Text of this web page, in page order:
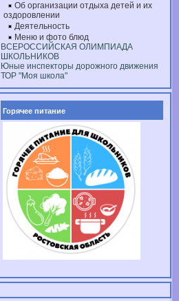
Об организации отдыха детей и их
оздоровлении
Деятельность
Меню и фото блюд
ВСЕРОССИЙСКАЯ ОЛИМПИАДА
ШКОЛЬНИКОВ
Юные инспекторы дорожного движения
ТОР "Моя школа"
Горячее питание